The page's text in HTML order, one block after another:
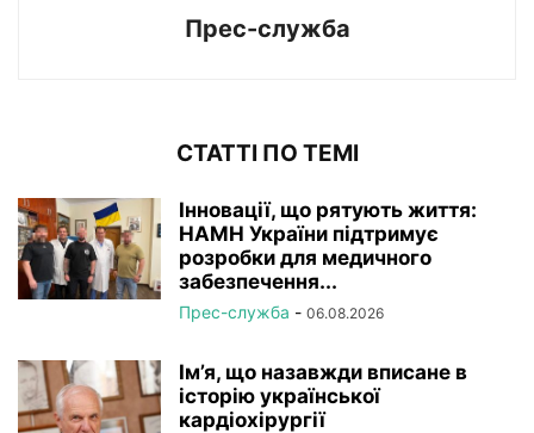
Прес-служба
СТАТТІ ПО ТЕМІ
Інновації, що рятують життя:
НАМН України підтримує
розробки для медичного
забезпечення...
Прес-служба - 06.08.2026
Ім’я, що назавжди вписане в
історію української
кардіохірургії